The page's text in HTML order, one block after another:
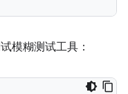
模糊测试工具：